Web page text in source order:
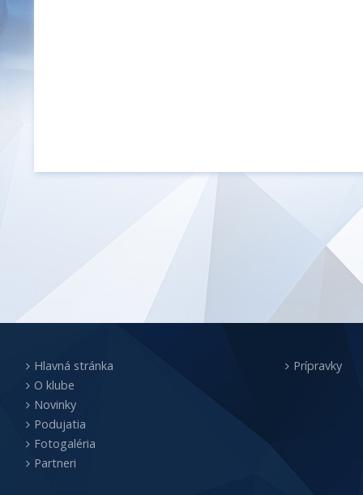
Hlavná stránka
O klube
Novinky
Podujatia
Fotogaléria
Partneri
Prípravky